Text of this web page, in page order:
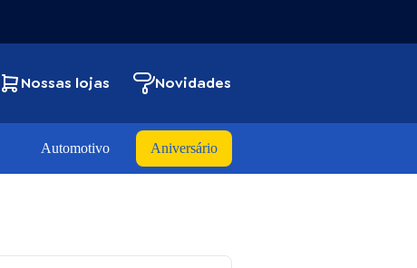
Nossas lojas Novidades
Automotivo Aniversário